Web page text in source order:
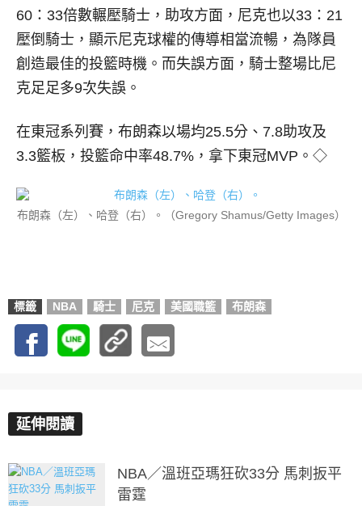
60：33倍數輾壓騎士，助攻方面，尼克也以33：21
壓倒騎士，顯示尼克球權的傳導相當流暢，為隊員
創造最佳的投籃時機。而失誤方面，騎士整場比尼
克足足多9次失誤。
在東冠系列賽，布朗森以場均25.5分、7.8助攻及
3.3籃板，投籃命中率48.7%，拿下東冠MVP。◇
布朗森（左）、哈登（右）。（Gregory Shamus/Getty Images）
標籤 NBA 騎士 尼克 美國職籃 布朗森
延伸閱讀
NBA／溫班亞瑪狂砍33分 馬刺扳平
雷霆